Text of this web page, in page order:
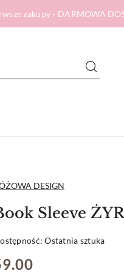
zakupy - DARMOWA
DESIGN
Sleeve
Ostatnia sztuka